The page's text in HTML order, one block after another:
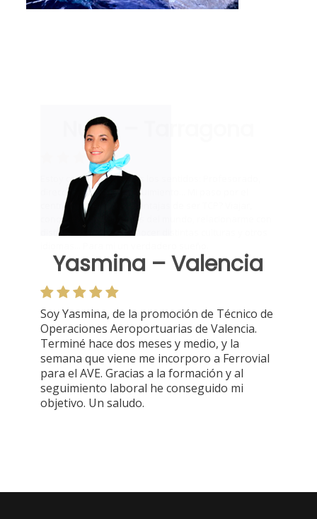
Yasmina – Valencia
Soy Yasmina, de la promoción de Técnico de
Operaciones Aeroportuarias de Valencia.
Terminé hace dos meses y medio, y la
semana que viene me incorporo a Ferrovial
para el AVE. Gracias a la formación y al
seguimiento laboral he conseguido mi
objetivo. Un saludo.